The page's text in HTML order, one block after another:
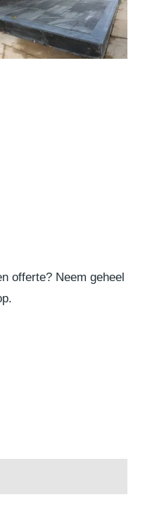
offerte? Neem geheel